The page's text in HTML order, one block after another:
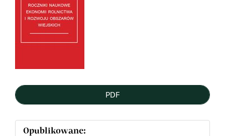
Sidebar
PDF
Opublikowane: